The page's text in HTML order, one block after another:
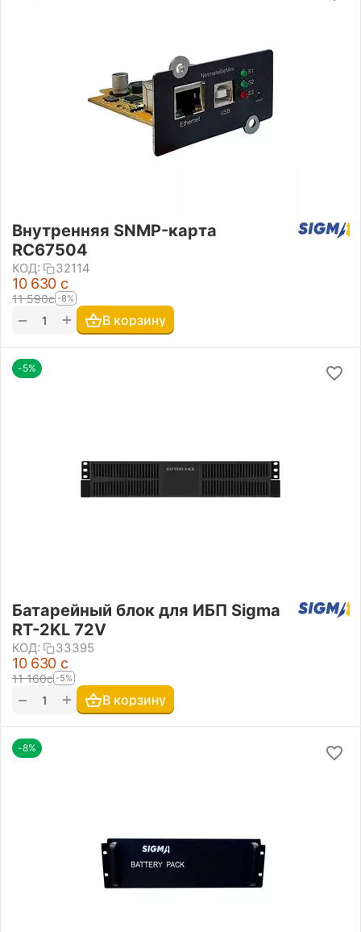
Внутренняя SNMP-карта
RC67504
КОД: 32114
10 630 с
11 590с -8%
+
− В корзину
-5%
Батарейный блок для ИБП Sigma
RT-2KL 72V
КОД: 33395
10 630 с
11 160с -5%
+
− В корзину
-8%